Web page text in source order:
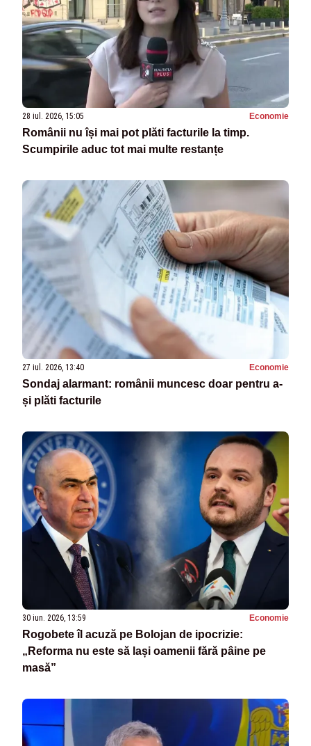
28 iul. 2026, 15:05 Economie
Românii nu își mai pot plăti facturile la timp.
Scumpirile aduc tot mai multe restanțe
27 iul. 2026, 13:40 Economie
Sondaj alarmant: românii muncesc doar pentru a-
și plăti facturile
30 iun. 2026, 13:59 Economie
Rogobete îl acuză pe Bolojan de ipocrizie:
„Reforma nu este să lași oamenii fără pâine pe
masă”